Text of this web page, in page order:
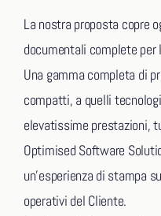
La nostra proposta copre
documentali complete per
Una gamma completa di
compatti, a quelli
elevatissime prestazioni,
Optimised Software
un’esperienza di stampa
operativi del Cliente.